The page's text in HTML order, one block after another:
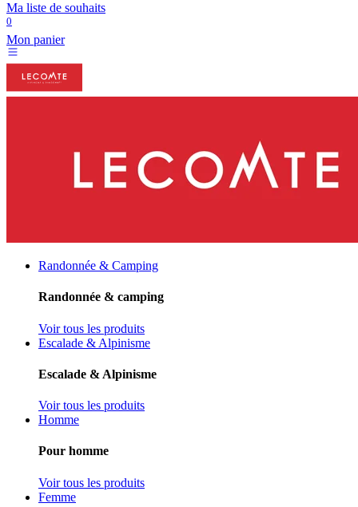
Ma liste de souhaits
0
Mon panier
Randonnée & Camping
Randonnée & camping
Voir tous les produits
Escalade & Alpinisme
Escalade & Alpinisme
Voir tous les produits
Homme
Pour homme
Voir tous les produits
Femme